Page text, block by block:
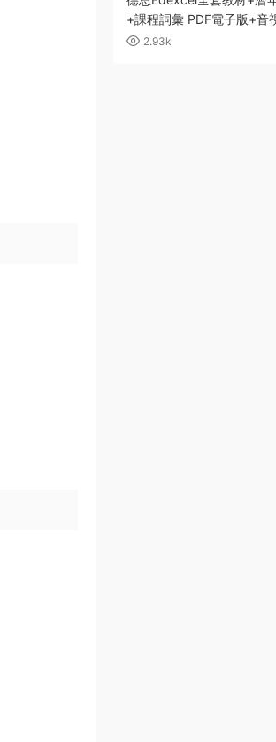
+課程詞彙 PDF電子版+音
2.93k